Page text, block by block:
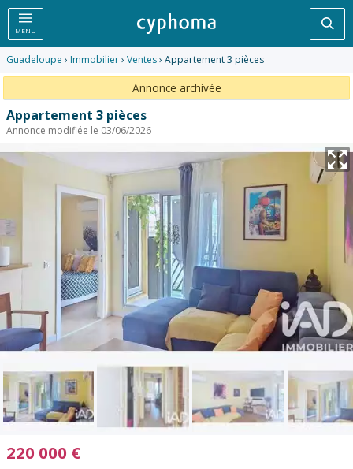
MENU
Guadeloupe › Immobilier› Ventes› Appartement 3 pièces
Annonce archivée
Appartement 3 pièces
Annonce modifiée le 03/06/2026
220 000 €